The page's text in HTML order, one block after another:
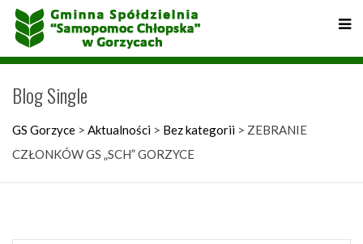
Blog Single
GS Gorzyce > Aktualności > Bez kategorii > ZEBRANIE
CZŁONKÓW GS „SCH” GORZYCE